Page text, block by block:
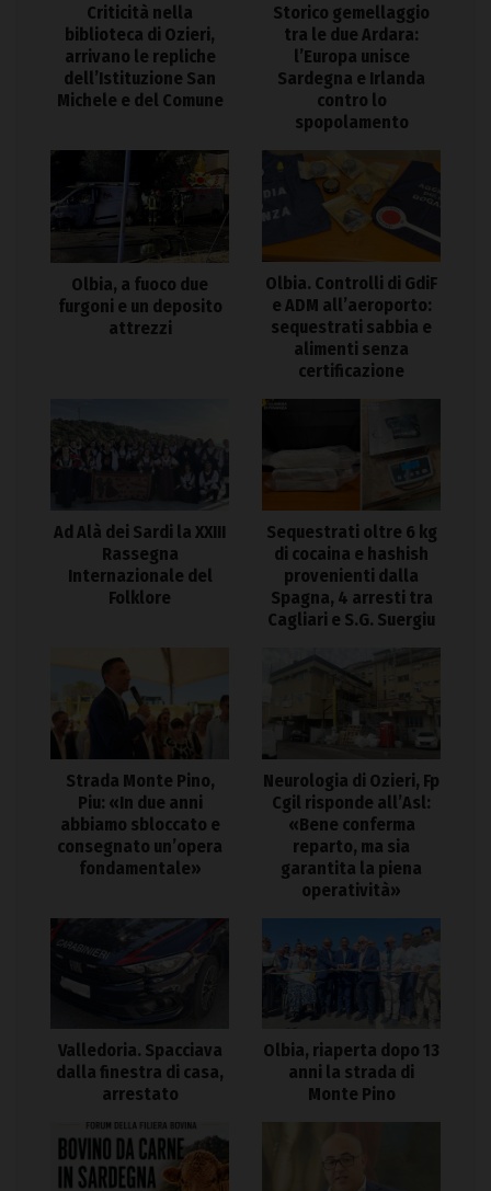
Criticità nella
biblioteca di Ozieri,
arrivano le repliche
dell’Istituzione San
Michele e del Comune
Storico gemellaggio
tra le due Ardara:
l’Europa unisce
Sardegna e Irlanda
contro lo
spopolamento
Olbia, a fuoco due
furgoni e un deposito
attrezzi
Olbia. Controlli di GdiF
e ADM all’aeroporto:
sequestrati sabbia e
alimenti senza
certificazione
Ad Alà dei Sardi la XXIII
Rassegna
Internazionale del
Folklore
Sequestrati oltre 6 kg
di cocaina e hashish
provenienti dalla
Spagna, 4 arresti tra
Cagliari e S.G. Suergiu
Strada Monte Pino,
Piu: «In due anni
abbiamo sbloccato e
consegnato un’opera
fondamentale»
Neurologia di Ozieri, Fp
Cgil risponde all’Asl:
«Bene conferma
reparto, ma sia
garantita la piena
operatività»
Valledoria. Spacciava
dalla finestra di casa,
arrestato
Olbia, riaperta dopo 13
anni la strada di
Monte Pino